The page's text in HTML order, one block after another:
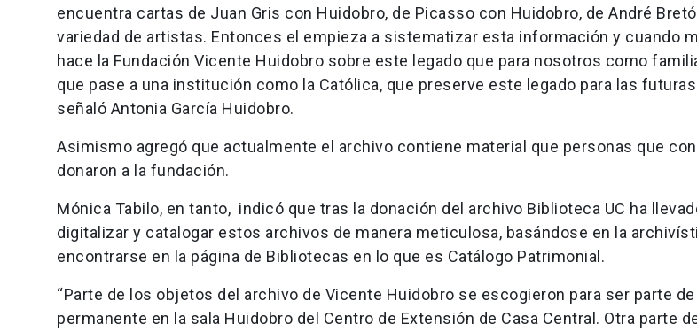
encuentra cartas de Juan Gris con Huidobro, de Picasso con Huidobro, de André
variedad de artistas. Entonces el empieza a sistematizar esta información y cuando
hace la Fundación Vicente Huidobro sobre este legado que para nosotros como
que pase a una institución como la Católica, que preserve este legado para las
señaló Antonia García Huidobro.
Asimismo agregó que actualmente el archivo contiene material que personas que
donaron a la fundación.
Mónica Tabilo, en tanto, indicó que tras la donación del archivo Biblioteca UC ha
digitalizar y catalogar estos archivos de manera meticulosa, basándose en la
encontrarse en la página de Bibliotecas en lo que es Catálogo Patrimonial.
“Parte de los objetos del archivo de Vicente Huidobro se escogieron para ser parte
permanente en la sala Huidobro del Centro de Extensión de Casa Central. Otra parte